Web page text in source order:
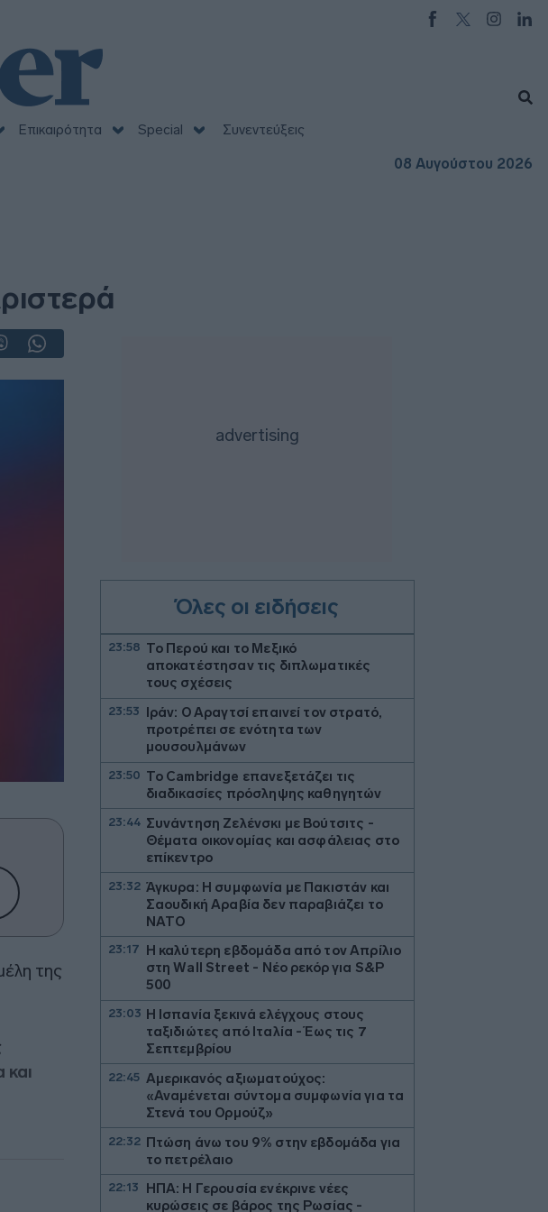
Επικαιρότητα Special
Συνεντεύξεις
08 Αυγούστου 2026
της
Όλες οι ειδήσεις
23:58 Το Περού και το Μεξικό
αποκατέστησαν τις διπλωματικές
τους σχέσεις
23:53 Ιράν: Ο Αραγτσί επαινεί τον στρατό,
προτρέπει σε ενότητα των
μουσουλμάνων
23:50 Το Cambridge επανεξετάζει τις
διαδικασίες πρόσληψης καθηγητών
23:44 Συνάντηση Ζελένσκι με Βούτσιτς -
Θέματα οικονομίας και ασφάλειας στο
επίκεντρο
23:32 Άγκυρα: Η συμφωνία με Πακιστάν και
Σαουδική Αραβία δεν παραβιάζει το
ΝΑΤΟ
23:17 Η καλύτερη εβδομάδα από τον Απρίλιο
στη Wall Street - Νέο ρεκόρ για S&P
500
23:03 Η Ισπανία ξεκινά ελέγχους στους
ταξιδιώτες από Ιταλία - Έως τις 7
Σεπτεμβρίου
22:45 Αμερικανός αξιωματούχος:
«Αναμένεται σύντομα συμφωνία για τα
Στενά του Ορμούζ»
22:32 Πτώση άνω του 9% στην εβδομάδα για
το πετρέλαιο
22:13
ΗΠΑ: Η Γερουσία ενέκρινε νέες
κυρώσεις σε βάρος της Ρωσίας -